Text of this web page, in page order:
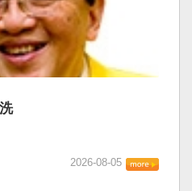
清德指出，中國上個月不
族團結進步促進法」，
盟」（IPAC）隨即發表聲
人權。他感謝IPAC日本共
行主任裴倫德昨以行動再
很榮幸代表台灣人民接
給予堅定的支持，共同捍
對世界各國人民進行政治
月上海的AI全球大會以
2026-08-05